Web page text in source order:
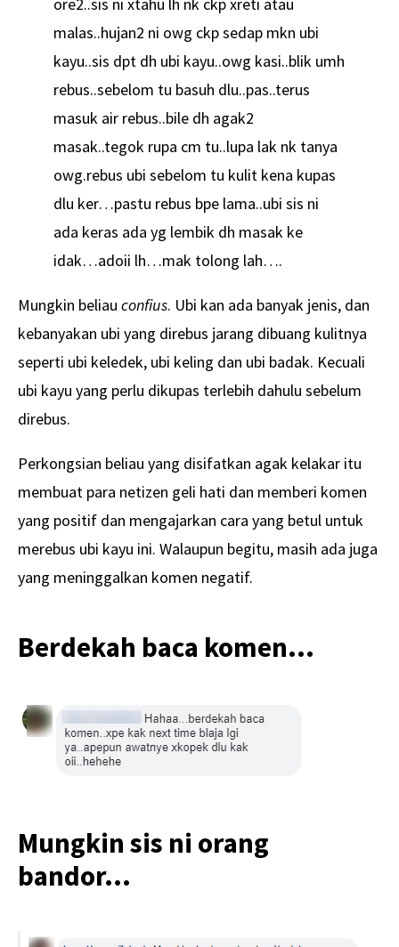
ore2..sis ni xtahu lh nk ckp xreti atau
malas..hujan2 ni owg ckp sedap mkn ubi
kayu..sis dpt dh ubi kayu..owg kasi..blik umh
rebus..sebelom tu basuh dlu..pas..terus
masuk air rebus..bile dh agak2
masak..tegok rupa cm tu..lupa lak nk tanya
owg.rebus ubi sebelom tu kulit kena kupas
dlu ker…pastu rebus bpe lama..ubi sis ni
ada keras ada yg lembik dh masak ke
idak…adoii lh…mak tolong lah….
Mungkin beliau confius. Ubi kan ada banyak jenis, dan
kebanyakan ubi yang direbus jarang dibuang kulitnya
seperti ubi keledek, ubi keling dan ubi badak. Kecuali
ubi kayu yang perlu dikupas terlebih dahulu sebelum
direbus.
Perkongsian beliau yang disifatkan agak kelakar itu
membuat para netizen geli hati dan memberi komen
yang positif dan mengajarkan cara yang betul untuk
merebus ubi kayu ini. Walaupun begitu, masih ada juga
yang meninggalkan komen negatif.
Berdekah baca komen…
Mungkin sis ni orang
bandor…